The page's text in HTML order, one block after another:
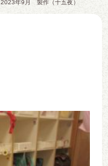
2023年9月 製作（十五夜）